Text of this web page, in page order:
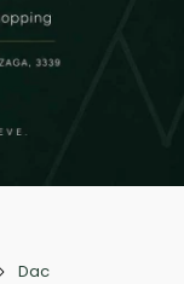
Dac